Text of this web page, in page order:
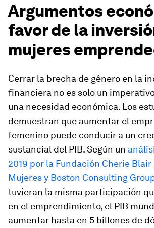
Argumentos
favor de la
mujeres
Cerrar la brecha de género en la
financiera no es solo un
una necesidad económica. Los
demuestran que aumentar el
femenino puede conducir a un
sustancial del PIB. Según un
2019 por la Fundación Cherie Blair
Mujeres y Boston Consulting
tuvieran la misma participación
en el emprendimiento, el PIB
aumentar hasta en 5 billones de